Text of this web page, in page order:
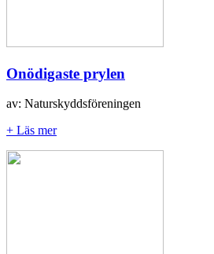
Onödigaste prylen
av: Naturskyddsföreningen
+ Läs mer